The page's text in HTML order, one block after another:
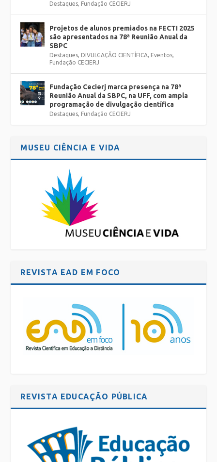
Destaques, Fundação CECIERJ
Projetos de alunos premiados na FECTI 2025
são apresentados na 78ª Reunião Anual da
SBPC
Destaques, DIVULGAÇÃO CIENTÍFICA, Eventos,
Fundação CECIERJ
Fundação Cecierj marca presença na 78ª
Reunião Anual da SBPC, na UFF, com ampla
programação de divulgação científica
Destaques, Fundação CECIERJ
MUSEU CIÊNCIA E VIDA
REVISTA EAD EM FOCO
REVISTA EDUCAÇÃO PÚBLICA